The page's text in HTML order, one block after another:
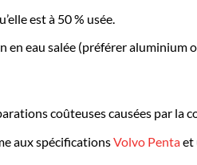
est à 50 % usée.
eau salée (préférer aluminium
coûteuses causées par la
aux spécificationsVolvo Pentaet